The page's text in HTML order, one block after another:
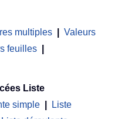
multiples
Valeurs
feuilles
Liste
simple
Liste